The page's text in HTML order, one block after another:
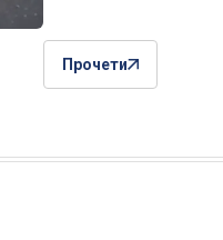
Прочети